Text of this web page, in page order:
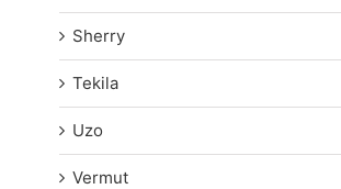
Sherry
Tekila
Uzo
Vermut